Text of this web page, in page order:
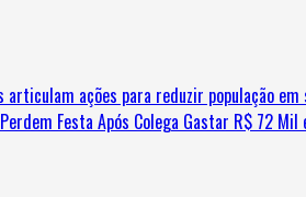
articulam ações para reduzir população
Festa Após Colega Gastar R$ 72 Mil